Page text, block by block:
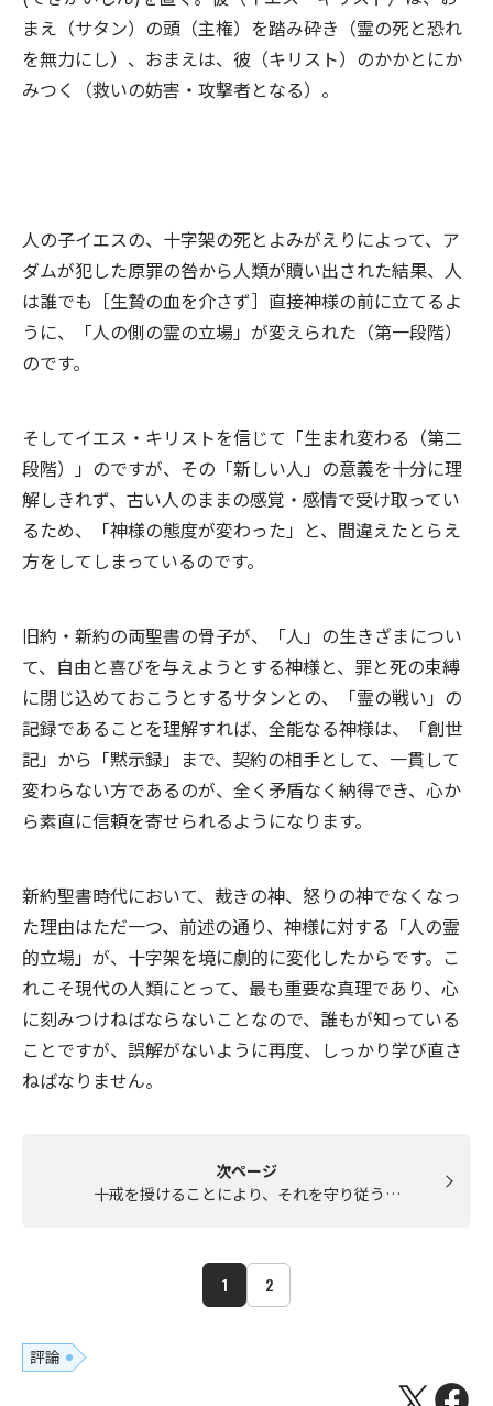
まえ（サタン）の頭（主権）を踏み砕き（霊の死と恐れ
を無力にし）、おまえは、彼（キリスト）のかかとにか
みつく（救いの妨害・攻撃者となる）。
人の子イエスの、十字架の死とよみがえりによって、ア
ダムが犯した原罪の咎から人類が贖い出された結果、人
は誰でも［生贄の血を介さず］直接神様の前に立てるよ
うに、「人の側の霊の立場」が変えられた（第一段階）
のです。
そしてイエス・キリストを信じて「生まれ変わる（第二
段階）」のですが、その「新しい人」の意義を十分に理
解しきれず、古い人のままの感覚・感情で受け取ってい
るため、「神様の態度が変わった」と、間違えたとらえ
方をしてしまっているのです。
旧約・新約の両聖書の骨子が、「人」の生きざまについ
て、自由と喜びを与えようとする神様と、罪と死の束縛
に閉じ込めておこうとするサタンとの、「霊の戦い」の
記録であることを理解すれば、全能なる神様は、「創世
記」から「黙示録」まで、契約の相手として、一貫して
変わらない方であるのが、全く矛盾なく納得でき、心か
ら素直に信頼を寄せられるようになります。
新約聖書時代において、裁きの神、怒りの神でなくなっ
た理由はただ一つ、前述の通り、神様に対する「人の霊
的立場」が、十字架を境に劇的に変化したからです。こ
れこそ現代の人類にとって、最も重要な真理であり、心
に刻みつけねばならないことなので、誰もが知っている
ことですが、誤解がないように再度、しっかり学び直さ
ねばなりません。
次ページ
十戒を授けることにより、それを守り従う…
1 2
評論